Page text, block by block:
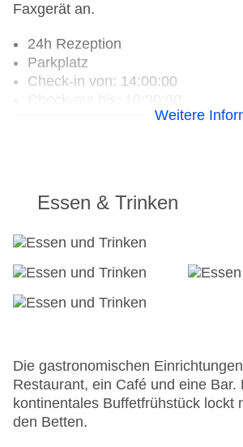
Faxgerät an.
24h Rezeption
Parkplatz
Check-in von: 14:00:00
WLAN/WiFi im Hotel
Letzte umfassende Renovierung:
Anzahl der Konferenzräume: 1
Anzahl der Aufzüge: 1
Gesamtanzahl der Zimmer: 50
Zahlungsarten: American
Visa
Landeskategorie: 3 Sterne
Weitere
Essen & Trinken
Die gastronomischen
Restaurant, ein Café und eine Bar.
kontinentales Buffetfrühstück lockt
den Betten.